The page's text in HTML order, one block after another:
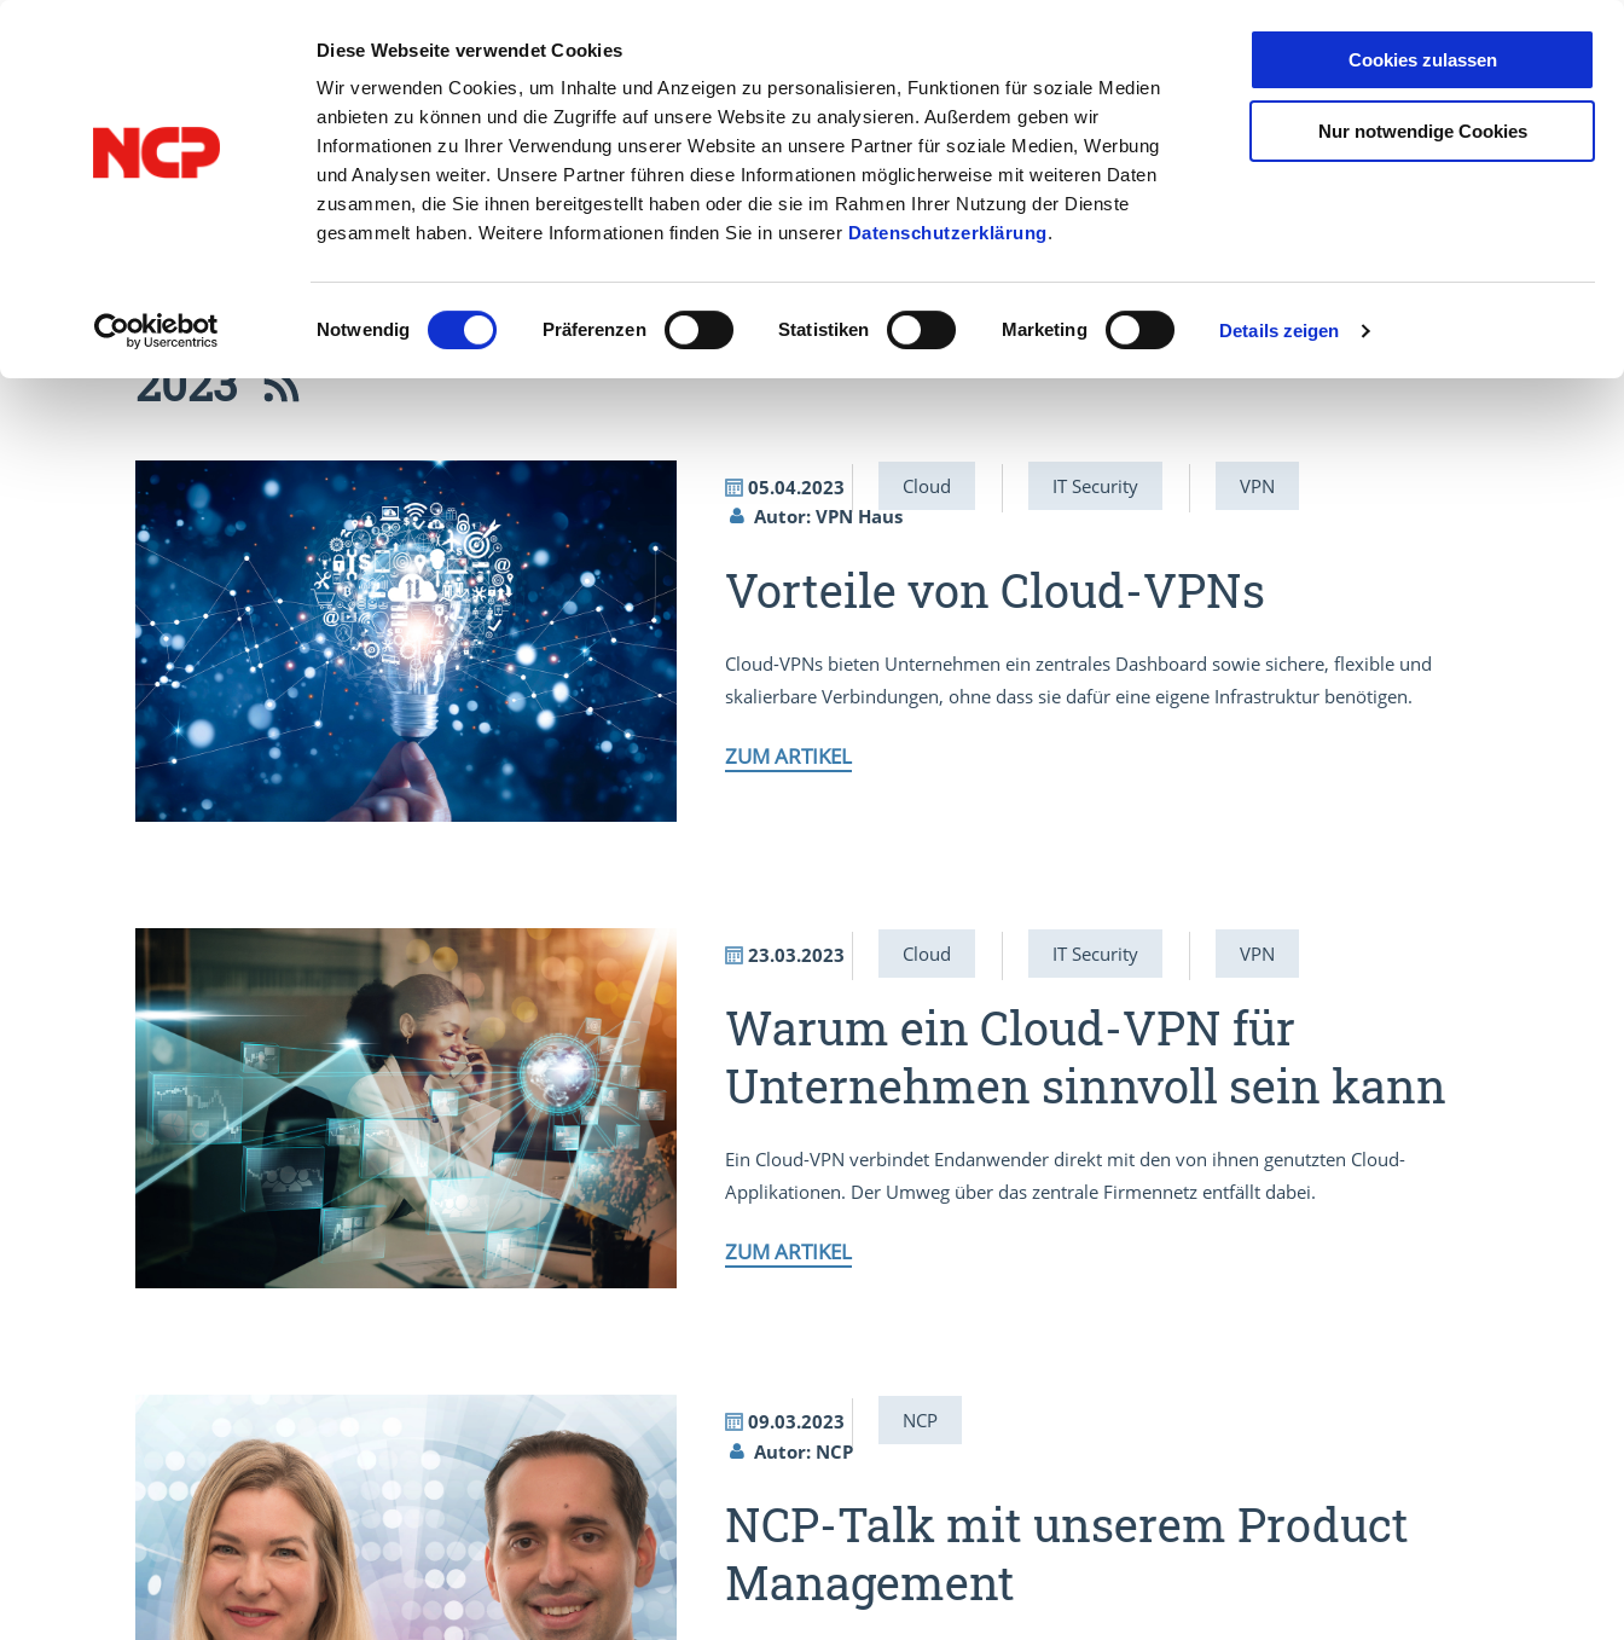
Diese Webseite verwendet Cookies
Wir verwenden Cookies, um Inhalte und Anzeigen zu personalisieren, Funktionen für soziale Medien
anbieten zu können und die Zugriffe auf unsere Website zu analysieren. Außerdem geben wir
Informationen zu Ihrer Verwendung unserer Website an unsere Partner für soziale Medien, Werbung
und Analysen weiter. Unsere Partner führen diese Informationen möglicherweise mit weiteren Daten
zusammen, die Sie ihnen bereitgestellt haben oder die sie im Rahmen Ihrer Nutzung der Dienste
gesammelt haben. Weitere Informationen finden Sie in unserer Datenschutzerklärung.
Einwilligungsauswahl
Notwendig Präferenzen Statistiken Marketing Details zeigen
Cookies zulassen
Nur notwendige Cookies
ÜBER UNS KONTAKT
VPN IT Security Cybercrime Public Sector
2023
05.04.2023 Cloud IT Security
VPN
Autor: VPN Haus
Vorteile von Cloud-VPNs
Cloud-VPNs bieten Unternehmen ein zentrales Dashboard sowie sichere, flexible und
skalierbare Verbindungen, ohne dass sie dafür eine eigene Infrastruktur benötigen.
ZUM ARTIKEL
23.03.2023 Cloud IT Security VPN
Warum ein Cloud-VPN für
Unternehmen sinnvoll sein kann
Ein Cloud-VPN verbindet Endanwender direkt mit den von ihnen genutzten Cloud-
Applikationen. Der Umweg über das zentrale Firmennetz entfällt dabei.
ZUM ARTIKEL
09.03.2023
NCP
Autor: NCP
NCP-Talk mit unserem Product
Management